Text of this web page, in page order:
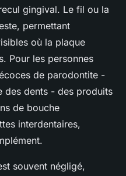
gingival. Le fil ou la
permettant
où la plaque
Pour les personnes
de parodontite -
des dents - des produits
de bouche
interdentaires,
souvent négligé,